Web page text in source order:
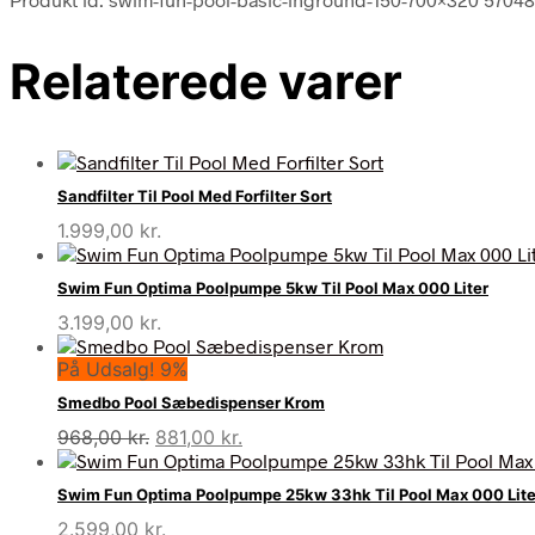
Relaterede varer
Sandfilter Til Pool Med Forfilter Sort
1.999,00 kr.
Swim Fun Optima Poolpumpe 5kw Til Pool Max 000 Liter
3.199,00 kr.
På Udsalg! 9%
Smedbo Pool Sæbedispenser Krom
968,00kr. Den
oprindelige
pris
var:
881,00 kr.
aktuelle
er:
Swim Fun Optima Poolpumpe 25kw 33hk Til Pool Max 000
2.599,00 kr.